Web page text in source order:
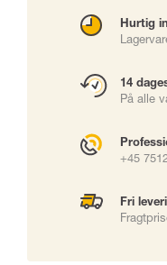
Hurtig
14
På alle
+45
Fri